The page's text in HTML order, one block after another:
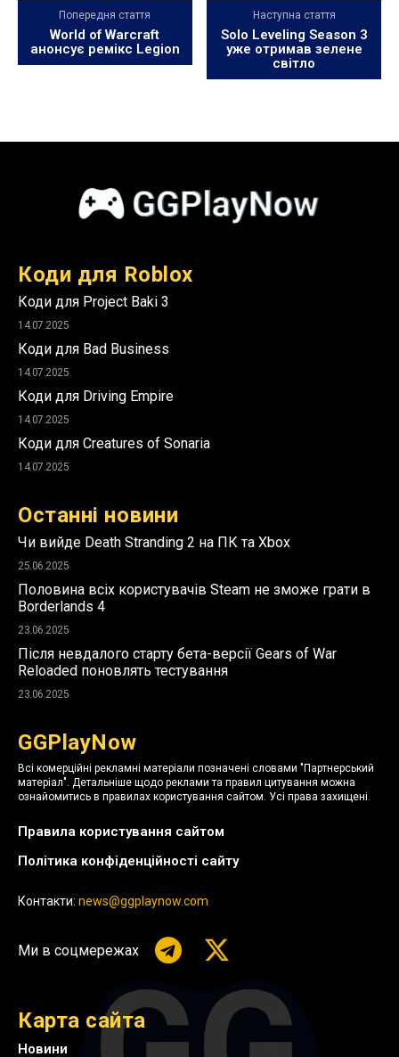
Попередня стаття
World of Warcraft
анонсує ремікс Legion
Наступна стаття
Solo Leveling Season 3
уже отримав зелене
світло
Коди для Roblox
Коди для Project Baki 3
14.07.2025
Коди для Bad Business
14.07.2025
Коди для Driving Empire
14.07.2025
Коди для Creatures of Sonaria
14.07.2025
Останні новини
Чи вийде Death Stranding 2 на ПК та Xbox
25.06.2025
Половина всіх користувачів Steam не зможе грати в
Borderlands 4
23.06.2025
Після невдалого старту бета-версії Gears of War
Reloaded поновлять тестування
23.06.2025
GGPlayNow
Всі комерційні рекламні матеріали позначені словами "Партнерський
матеріал". Детальніше щодо реклами та правил цитування можна
ознайомитись в правилах користування сайтом. Усі права захищені.
Правила користування сайтом
Політика конфіденційності сайту
Контакти: news@ggplaynow.com
Ми в соцмережах
Карта сайта
Новини